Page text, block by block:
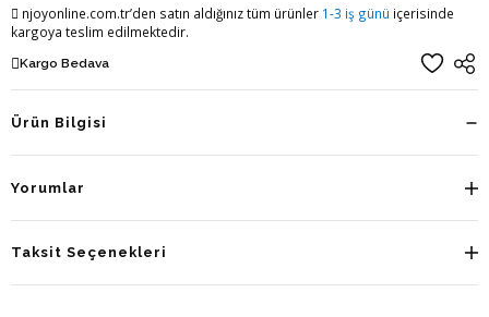
njoyonline.com.tr’den satın aldığınız tüm ürünler 1-3 iş günü içerisinde
kargoya teslim edilmektedir.
Kargo Bedava
Ürün Bilgisi
Yorumlar
Taksit Seçenekleri